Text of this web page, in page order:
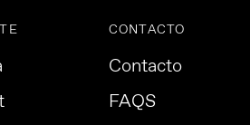
CONTACTO
Contacto
FAQS